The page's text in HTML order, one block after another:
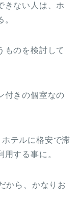
きない人は、ホ
ものを検討して
付きの個室なの
テルに格安で滞
する事に。
から、かなりお